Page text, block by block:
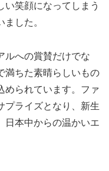
い笑顔になってしまう
した。
ルへの賞賛だけでな
満ちた素晴らしいもの
められています。ファ
プライズとなり、新生
日本中からの温かいエ